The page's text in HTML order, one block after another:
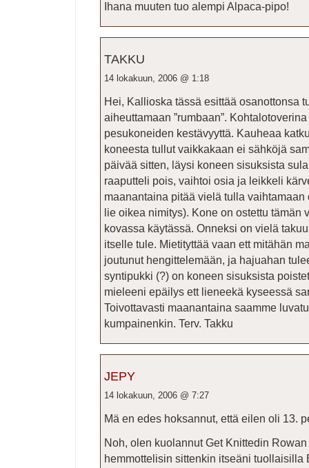
Ihana muuten tuo alempi Alpaca-pipo!
TAKKU
14 lokakuun, 2006 @ 1:18
Hei, Kallioska tässä esittää osanottonsa
aiheuttamaan ”rumbaan”.
pesukoneiden kestävyyttä. Kauheaa
koneesta tullut vaikkakaan ei sähköjä
päivää sitten, läysi koneen sisuksista
raaputteli pois, vaihtoi osia ja leikkeli
maanantaina pitää vielä tulla
lie oikea nimitys). Kone on ostettu
kovassa käytässä. Onneksi on vielä
itselle tule. Mietityttää vaan ett mitähän
joutunut hengittelemään, ja hajuahan
syntipukki (?) on koneen sisuksista
mieleeni epäilys ett lieneekä kyseessä
Toivottavasti maanantaina saamme
kumpainenkin. Terv. Takku
JEPY
14 lokakuun, 2006 @ 7:27
Mä en edes hoksannut, että eilen oli 13.
Noh, olen kuolannut Get Knittedin
hemmottelisin sittenkin itseäni